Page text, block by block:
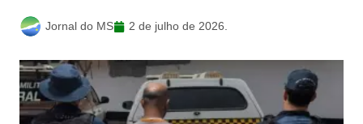
Jornal do MS 2 de julho de 2026.